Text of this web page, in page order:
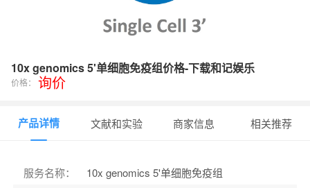
10x genomics 5'单细胞免疫组价格-下载和记娱乐
价格： 询价
产品详情 文献和实验 商家信息 相关推荐
服务名称：
10x genomics 5'单细胞免疫组